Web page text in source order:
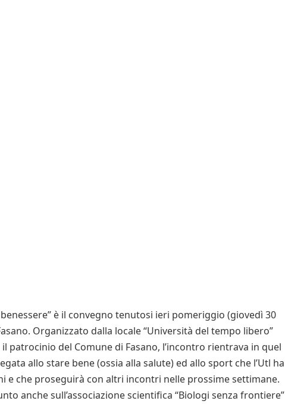
è il convegno tenutosi ieri pomeriggio (giovedì 30
Organizzato dalla locale “Università del tempo libero”
il patrocinio del Comune di Fasano, l’incontro rientrava in quel
allo stare bene (ossia alla salute) ed allo sport che l’Utl ha
e che proseguirà con altri incontri nelle prossime settimane.
anche sull’associazione scientifica “Biologi senza frontiere”